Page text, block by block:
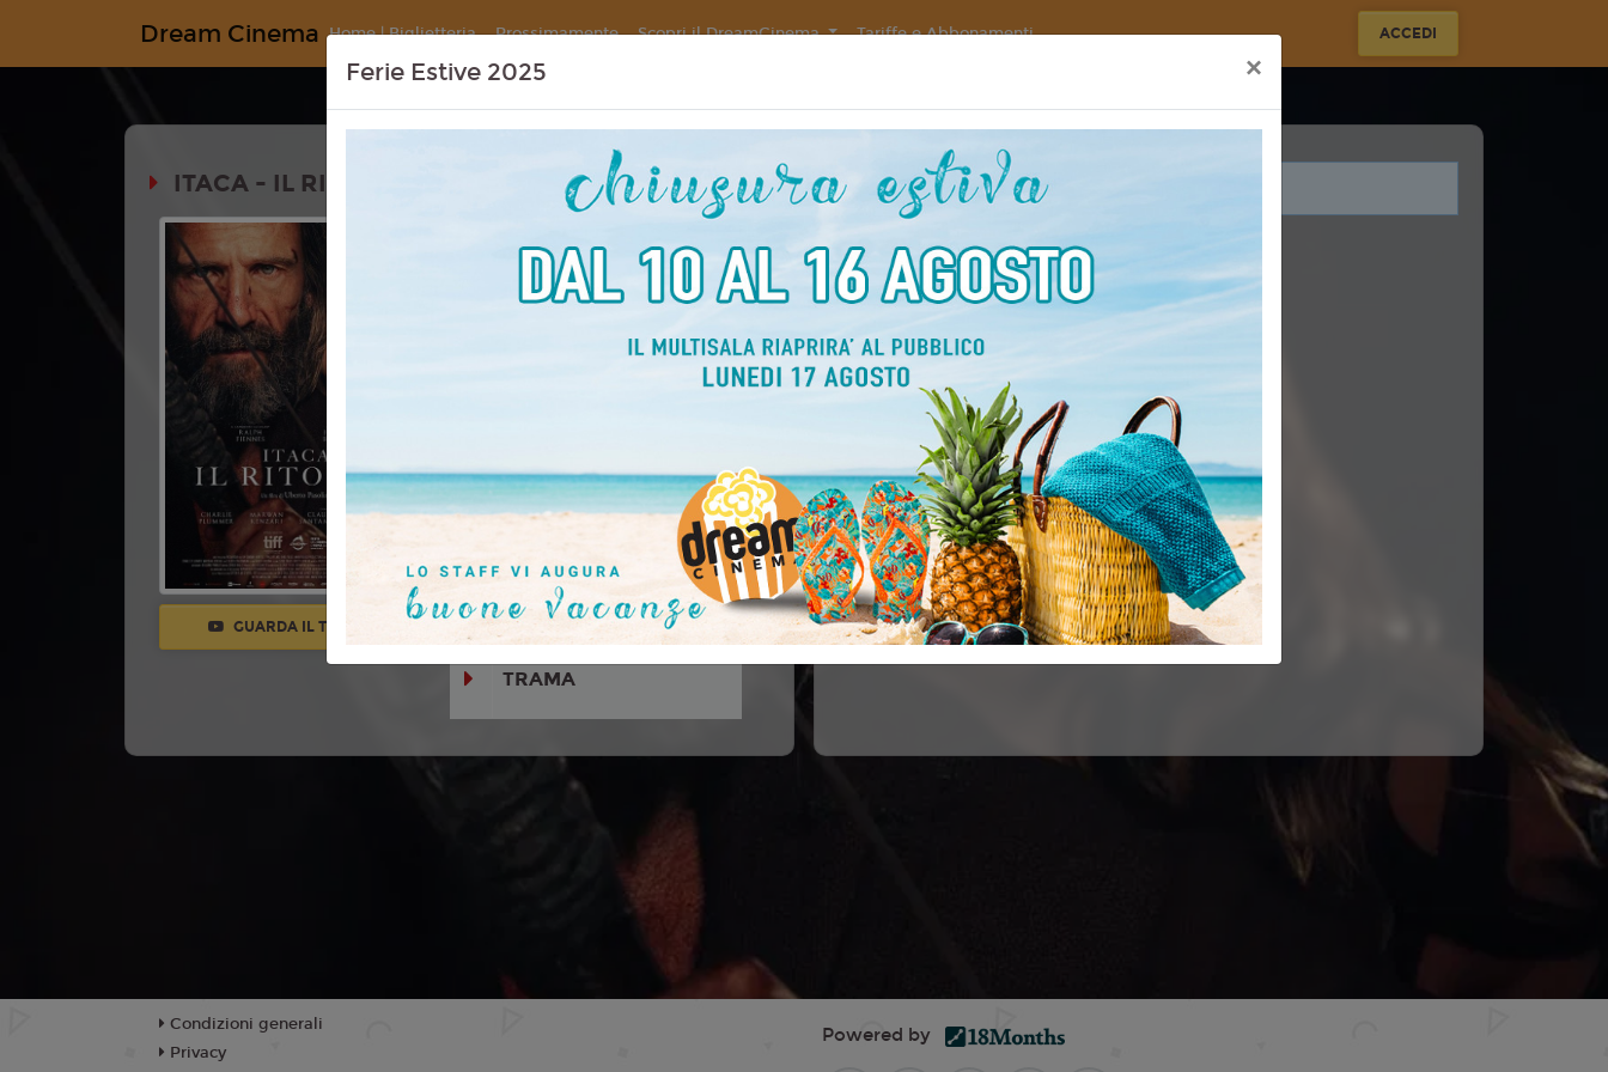
Dream Cinema Home | Biglietteria Prossimamente Scopri il DreamCinema Tariffe e Abbonamenti ACCEDI
ITACA - IL RITORNO (THE RETURN)
GUARDA IL TRAILER
Avventura, Storia, Dramma
Anno:2024
Con:Ralph Fiennes, Juliette Binoche,
Charlie Plummer, Marwan Kenzari,
Claudio Santamaria, ángela Molina,
νικήτας τσακίρογλου, Tom...
TRAMA
Non ci sono spettacoli legati a questo evento.
Ferie Estive 2025 ×
Condizioni generali
Privacy
Powered by